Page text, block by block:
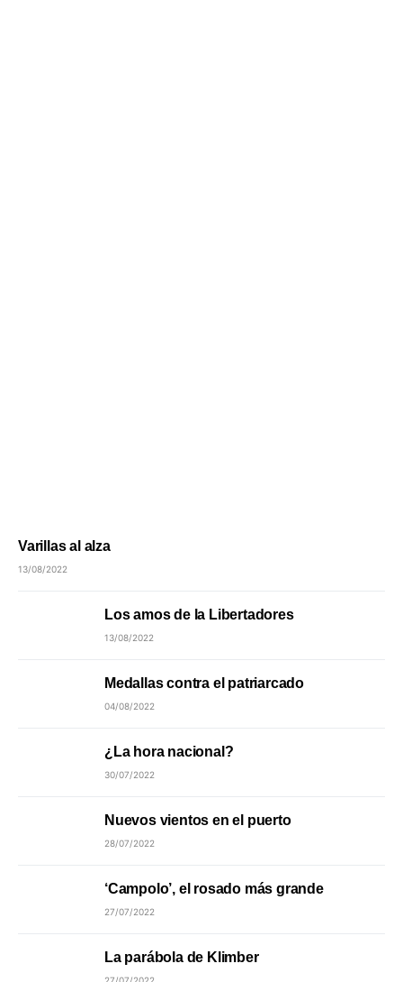
Varillas al alza
13/08/2022
Los amos de la Libertadores
13/08/2022
Medallas contra el patriarcado
04/08/2022
¿La hora nacional?
30/07/2022
Nuevos vientos en el puerto
28/07/2022
‘Campolo’, el rosado más grande
27/07/2022
La parábola de Klimber